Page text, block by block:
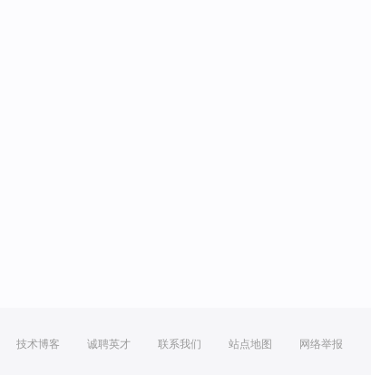
技术博客 诚聘英才 联系我们 站点地图 网络举报